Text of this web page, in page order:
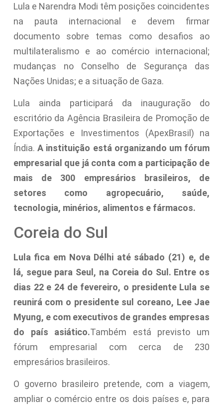
Lula e Narendra Modi têm posições coincidentes
na pauta internacional e devem firmar
documento sobre temas como desafios ao
multilateralismo e ao comércio internacional;
mudanças no Conselho de Segurança das
Nações Unidas; e a situação de Gaza.
Lula ainda participará da inauguração do
escritório da Agência Brasileira de Promoção de
Exportações e Investimentos (ApexBrasil) na
Índia.A instituição está organizando um fórum
empresarial que já conta com a participação de
mais de 300 empresários brasileiros, de
setores como agropecuário, saúde,
tecnologia, minérios, alimentos e fármacos.
Coreia do Sul
Lula fica em Nova Délhi até sábado (21) e, de
lá, segue para Seul, na Coreia do Sul. Entre os
dias 22 e 24 de fevereiro, o presidente Lula se
reunirá com o presidente sul coreano, Lee Jae
Myung, e com executivos de grandes empresas
do país asiático.Também está previsto um
fórum empresarial com cerca de 230
empresários brasileiros.
O governo brasileiro pretende, com a viagem,
ampliar o comércio entre os dois países e, para